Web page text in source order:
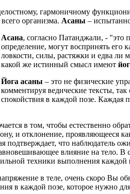
гармоничному
организма. Асаны –
Асана, согласно Патанджали, - "это
определение, могут воспринять его
ловкости, силы, растяжки и едва ли
какой же истинный смысл имеют
Йога асаны – это не физические
комментируя ведические тексты,
спокойствия в каждой позе. Каждая
в том, чтобы естественно
и отклонение, проявляющееся
подтверждает, что наблюдатель
влияние на тело. В
техники выполнения каждой
в теле, очень скоро Вы
в каждой позе, которое нужно